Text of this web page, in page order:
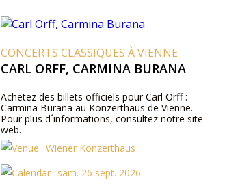
CONCERTS CLASSIQUES À VIENNE
CARL ORFF, CARMINA BURANA
Achetez des billets officiels pour Carl Orff :
Carmina Burana au Konzerthaus de Vienne.
Pour plus d´informations, consultez notre site
web.
Wiener Konzerthaus
sam. 26 sept. 2026